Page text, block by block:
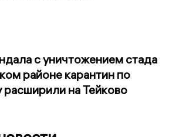
с уничтожением стада
районе карантин по
расширили на Тейково